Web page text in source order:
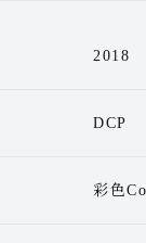
2018
DCP
彩色